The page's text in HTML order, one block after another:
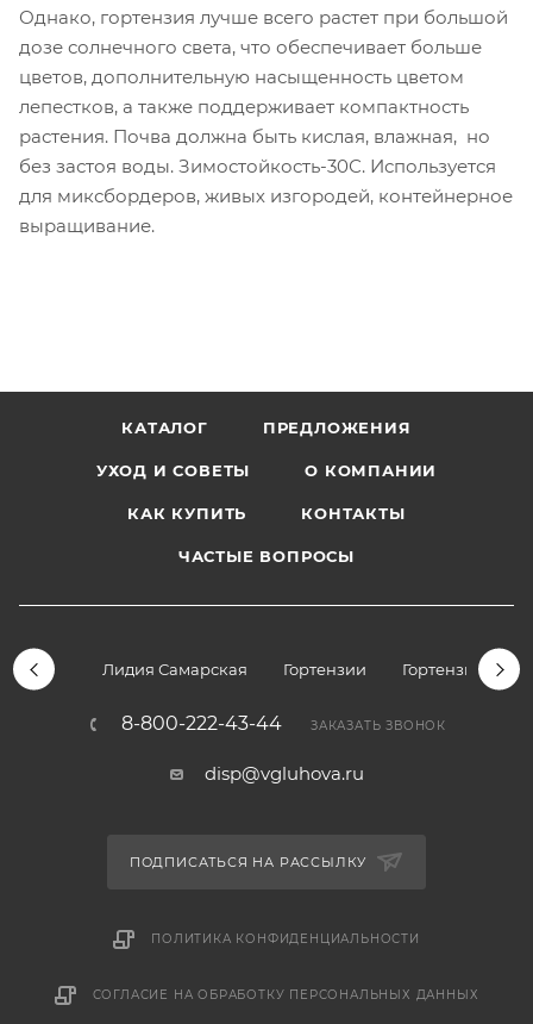
Однако, гортензия лучше всего растет при большой
дозе солнечного света, что обеспечивает больше
цветов, дополнительную насыщенность цветом
лепестков, а также поддерживает компактность
растения. Почва должна быть кислая, влажная, но
без застоя воды. Зимостойкость-30С. Используется
для миксбордеров, живых изгородей, контейнерное
выращивание.
КАТАЛОГ ПРЕДЛОЖЕНИЯ
УХОД И СОВЕТЫ О КОМПАНИИ
КАК КУПИТЬ КОНТАКТЫ
ЧАСТЫЕ ВОПРОСЫ
Лидия Самарская Гортензии Гортензии
8-800-222-43-44 ЗАКАЗАТЬ ЗВОНОК
disp@vgluhova.ru
ПОДПИСАТЬСЯ НА РАССЫЛКУ
ПОЛИТИКА КОНФИДЕНЦИАЛЬНОСТИ
СОГЛАСИЕ НА ОБРАБОТКУ ПЕРСОНАЛЬНЫХ ДАННЫХ